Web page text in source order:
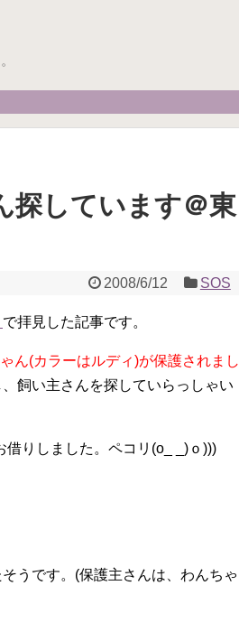
探しています＠東
2008/6/12 SOS
で拝見した記事です。
ん(カラーはルディ)が保護されまし
飼い主さんを探していらっしゃい
りしました。ペコリ(o_ _)ｏ)))
うです。(保護主さんは、わんちゃ